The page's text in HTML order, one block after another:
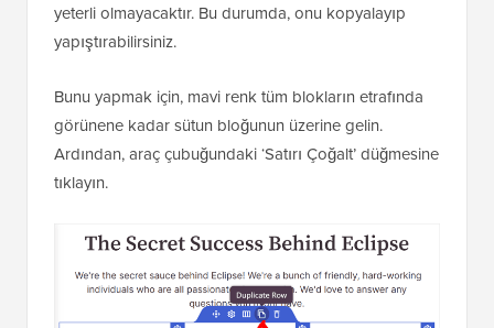
yeterli olmayacaktır. Bu durumda, onu kopyalayıp
yapıştırabilirsiniz.
Bunu yapmak için, mavi renk tüm blokların etrafında
görünene kadar sütun bloğunun üzerine gelin.
Ardından, araç çubuğundaki ‘Satırı Çoğalt’ düğmesine
tıklayın.